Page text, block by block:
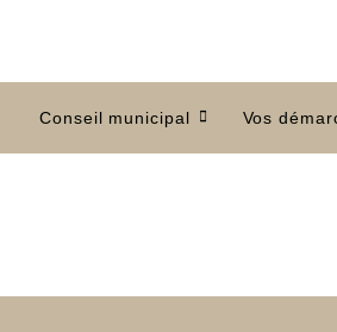
Conseil municipal Vos